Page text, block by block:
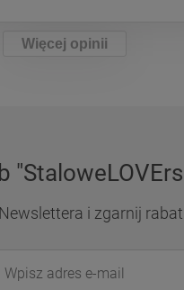
Więcej opinii
i zgarnij rabat